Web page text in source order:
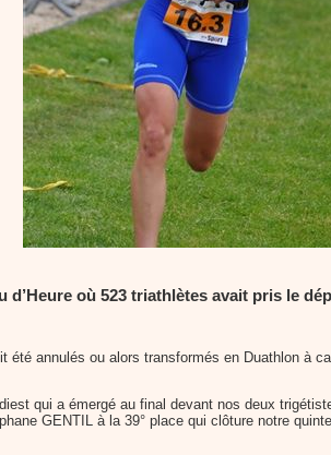
d’Heure où 523 triathlètes avait pris le
été annulés ou alors transformés en Duathlon à
qui a émergé au final devant nos deux
GENTIL à la 39° place qui clôture notre